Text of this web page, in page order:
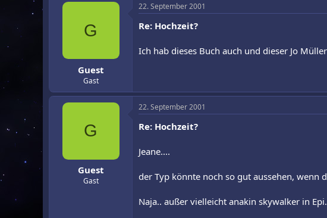
G
Guest
Gast
22. September 2001
Re: Hochzeit?
Ich hab dieses Buch auch und dieser Jo
G
Guest
Gast
22. September 2001
Re: Hochzeit?
Jeane....
der Typ könnte noch so gut aussehen, wenn
Naja.. außer vielleicht anakin skywalker in